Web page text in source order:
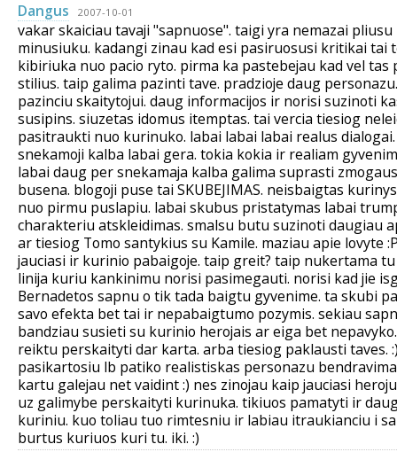
Dangus
2007-10-01
vakar skaiciau tavaji "sapnuose". taigi yra nemazai
minusiuku. kadangi zinau kad esi pasiruosusi kritikai tai
kibiriuka nuo pacio ryto. pirma ka pastebejau kad vel tas
stilius. taip galima pazinti tave. pradzioje daug
pazinciu skaitytojui. daug informacijos ir norisi suzinoti
susipins. siuzetas idomus itemptas. tai vercia tiesiog
pasitraukti nuo kurinuko. labai labai labai realus
snekamoji kalba labai gera. tokia kokia ir realiam
labai daug per snekamaja kalba galima suprasti
busena. blogoji puse tai SKUBEJIMAS. neisbaigtas
nuo pirmu puslapiu. labai skubus pristatymas labai
charakteriu atskleidimas. smalsu butu suzinoti daugiau
ar tiesiog Tomo santykius su Kamile. maziau apie lovyte
jauciasi ir kurinio pabaigoje. taip greit? taip nukertama
linija kuriu kankinimu norisi pasimegauti. norisi kad jie
Bernadetos sapnu o tik tada baigtu gyvenime. ta skubi
savo efekta bet tai ir nepabaigtumo pozymis. sekiau
bandziau susieti su kurinio herojais ar eiga bet
reiktu perskaityti dar karta. arba tiesiog paklausti taves.
pasikartosiu lb patiko realistiskas personazu
kartu galejau net vaidint :) nes zinojau kaip jauciasi
uz galimybe perskaityti kurinuka. tikiuos pamatyti ir
kuriniu. kuo toliau tuo rimtesniu ir labiau itraukianciu i
burtus kuriuos kuri tu. iki. :)